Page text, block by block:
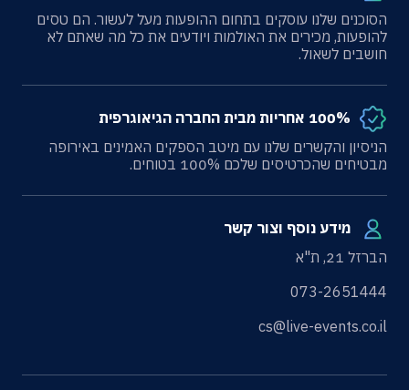
הסוכנים שלנו עוסקים בתחום ההופעות מעל לעשור. הם טסים
להופעות, מכירים את האולמות ויודעים את כל מה שאתם לא
חושבים לשאול.
100% אחריות מבית החברה הגיאוגרפית
הניסיון והקשרים שלנו עם מיטב הספקים האמינים באירופה
מבטיחים שהכרטיסים שלכם 100% בטוחים.
מידע נוסף וצור קשר
הברזל 21, ת"א
073-2651444
cs@live-events.co.il